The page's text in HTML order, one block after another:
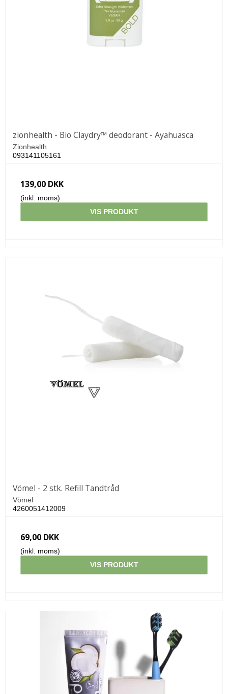
zionhealth - Bio Claydry™ deodorant - Ayahuasca
Zionhealth
093141105161
139,00 DKK
(inkl. moms)
VIS PRODUKT
Vömel - 2 stk. Refill Tandtråd
Vömel
4260051412009
69,00 DKK
(inkl. moms)
VIS PRODUKT